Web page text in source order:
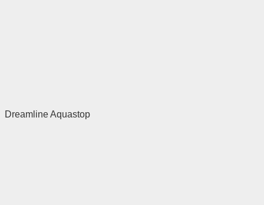
Dreamline Aquastop